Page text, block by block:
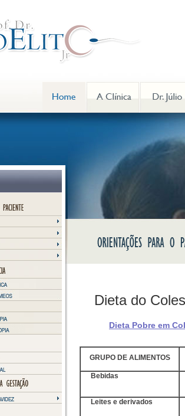
Dieta do
Dieta Pobre em
GRUPO DE ALIMENTOS
Bebidas
Leites e derivados